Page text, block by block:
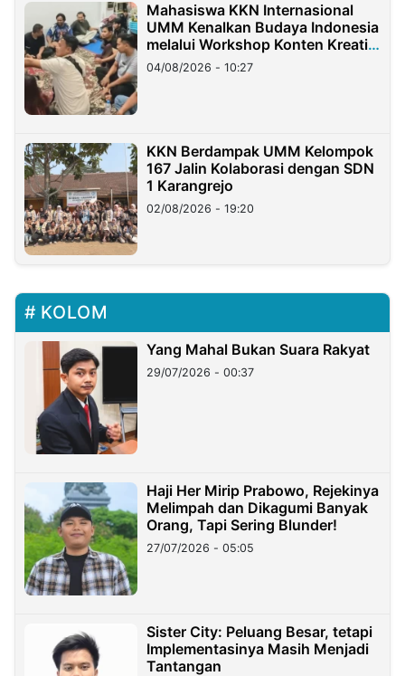
Mahasiswa KKN Internasional
UMM Kenalkan Budaya Indonesia
melalui Workshop Konten Kreatif
di Taiwan
04/08/2026 - 10:27
KKN Berdampak UMM Kelompok
167 Jalin Kolaborasi dengan SDN
1 Karangrejo
02/08/2026 - 19:20
KOLOM
Yang Mahal Bukan Suara Rakyat
29/07/2026 - 00:37
Haji Her Mirip Prabowo, Rejekinya
Melimpah dan Dikagumi Banyak
Orang, Tapi Sering Blunder!
27/07/2026 - 05:05
Sister City: Peluang Besar, tetapi
Implementasinya Masih Menjadi
Tantangan